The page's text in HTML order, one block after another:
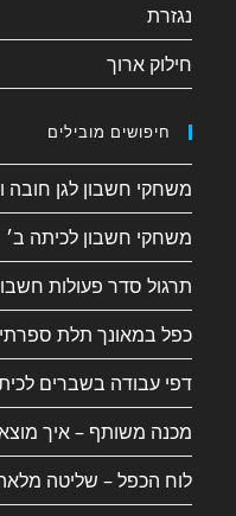
נגזרת
חילוק ארוך
חיפושים מובילים
משחקי חשבון לגן חובה
משחקי חשבון לכיתה ב׳
תרגול סדר פעולות
כפל במאונך תלת
דפי עבודה בשברים
מכנה משותף – איך
לוח הכפל – שליטה